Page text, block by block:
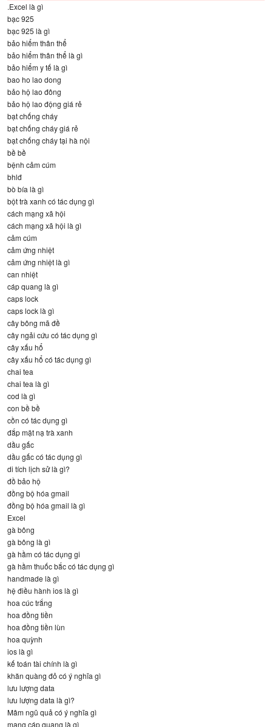
.Excel là gì
bạc 925
bạc 925 là gì
bảo hiểm thân thể
bảo hiểm thân thể là gì
bảo hiểm y tế là gì
bao ho lao dong
bảo hộ lao đông
bảo hộ lao động giá rẻ
bạt chống cháy
bạt chống cháy giá rẻ
bạt chống cháy tại hà nội
bề bề
bệnh cảm cúm
bhlđ
bò bía là gì
bột trà xanh có tác dụng gì
cách mạng xã hội
cách mạng xã hội là gì
cảm cúm
cảm ứng nhiệt
cảm ứng nhiệt là gì
can nhiệt
cáp quang là gì
caps lock
caps lock là gì
cây bông mã đề
cây ngải cứu có tác dụng gì
cây xấu hổ
cây xấu hổ có tác dụng gì
chai tea
chai tea là gì
cod là gì
con bề bề
cồn có tác dụng gì
đắp mặt nạ trà xanh
dầu gấc
dầu gấc có tác dụng gì
di tích lịch sử là gì?
đồ bảo hộ
đồng bộ hóa gmail
đồng bộ hóa gmail là gì
Excel
gà bông
gà bông là gì
gà hầm có tác dụng gi
gà hầm thuốc bắc có tác dụng gì
handmade là gì
hệ điều hành ios là gì
hoa cúc trắng
hoa đồng tiền
hoa đồng tiền lùn
hoa quỳnh
ios là gì
kế toán tài chính là gì
khăn quàng đỏ có ý nghĩa gì
lưu lượng data
lưu lượng data là gì?
Mâm ngũ quả có ý nghĩa gì
mạng cáp quang là gì